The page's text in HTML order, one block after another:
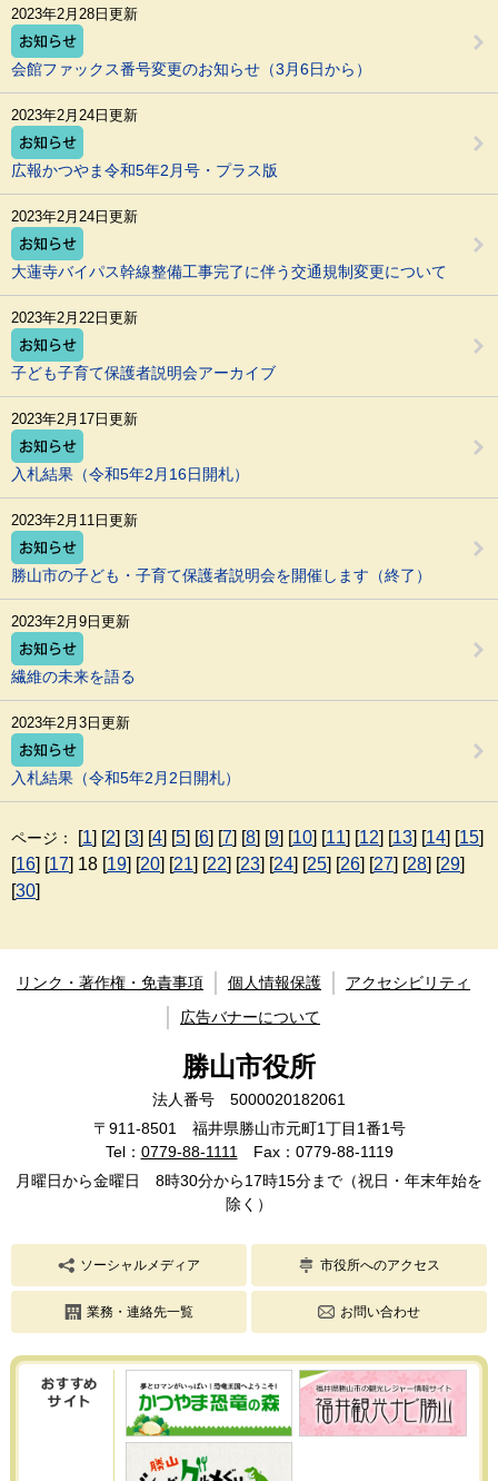
会館ファックス番号変更のお知らせ（3月6日から）
2023年2月28日更新
広報かつやま令和5年2月号・プラス版
2023年2月24日更新
大蓮寺バイパス幹線整備工事完了に伴う交通規制変更について
2023年2月24日更新
子ども子育て保護者説明会アーカイブ
2023年2月22日更新
入札結果（令和5年2月16日開札）
2023年2月17日更新
勝山市の子ども・子育て保護者説明会を開催します（終了）
2023年2月11日更新
繊維の未来を語る
2023年2月9日更新
入札結果（令和5年2月2日開札）
2023年2月3日更新
ページ： [1] [2] [3] [4] [5] [6] [7] [8] [9] [10] [11] [12] [13] [14] [15]
[16] [17] 18 [19] [20] [21] [22] [23] [24] [25] [26] [27] [28] [29]
[30]
リンク・著作権・免責事項 個人情報保護
アクセシビリティ
広告バナーについて
勝山市役所
法人番号 5000020182061
〒911-8501 福井県勝山市元町1丁目1番1号
Tel： 0779-88-1111Fax：0779-88-1119
月曜日から金曜日 8時30分から17時15分まで（祝日・年末年始を
除く）
ソーシャルメディア 市役所へのアクセス
業務・連絡先一覧 お問い合わせ